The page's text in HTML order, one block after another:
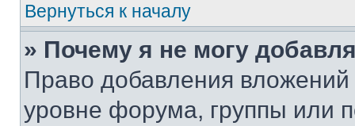
Вернуться к началу
» Почему я не могу
Право добавления
уровне форума, группы или